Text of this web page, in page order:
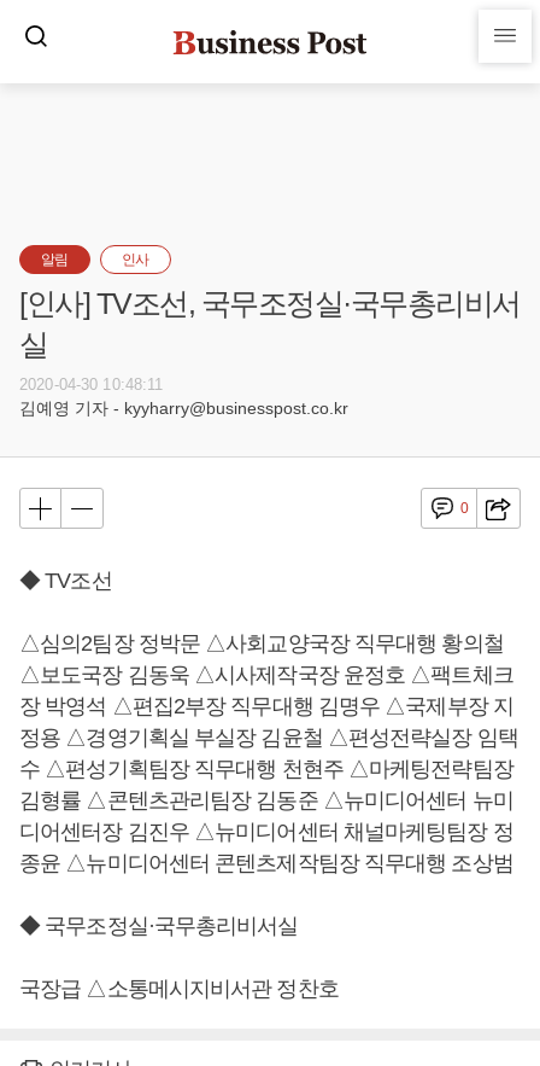
알림 인사
[인사] TV조선, 국무조정실·국무총리비서
실
2020-04-30 10:48:11
김예영 기자 - kyyharry@businesspost.co.kr
0
◆ TV조선
△심의2팀장 정박문 △사회교양국장 직무대행 황의철
△보도국장 김동욱 △시사제작국장 윤정호 △팩트체크
장 박영석 △편집2부장 직무대행 김명우 △국제부장 지
정용 △경영기획실 부실장 김윤철 △편성전략실장 임택
수 △편성기획팀장 직무대행 천현주 △마케팅전략팀장
김형률 △콘텐츠관리팀장 김동준 △뉴미디어센터 뉴미
디어센터장 김진우 △뉴미디어센터 채널마케팅팀장 정
종윤 △뉴미디어센터 콘텐츠제작팀장 직무대행 조상범
◆ 국무조정실·국무총리비서실
국장급 △소통메시지비서관 정찬호